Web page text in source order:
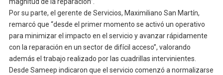
Por su parte, el gerente de Servicios, Maximiliano San Martín,
remarcó que “desde el primer momento se activó un operativo
para minimizar el impacto en el servicio y avanzar rápidamente
con la reparación en un sector de difícil acceso”, valorando
además el trabajo realizado por las cuadrillas intervinientes.
Desde Sameep indicaron que el servicio comenzó a normalizarse